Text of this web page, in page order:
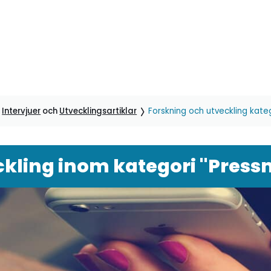
Intervjuer och Utvecklingsartiklar Forskning och utveckling
inom kategori